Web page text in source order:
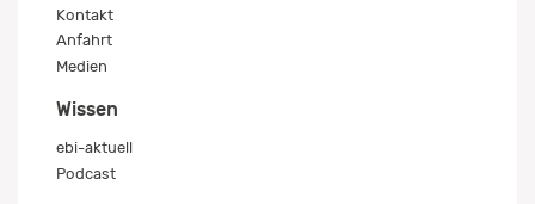
Kontakt
Anfahrt
Medien
Wissen
ebi-aktuell
Podcast